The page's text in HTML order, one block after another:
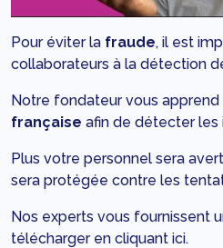
Pour éviter la fraude, il est
collaborateurs à la détection
Notre fondateur vous apprend
française afin de détecter les
Plus votre personnel sera
sera protégée contre les
Nos experts vous fournissent
télécharger en cliquant ici.